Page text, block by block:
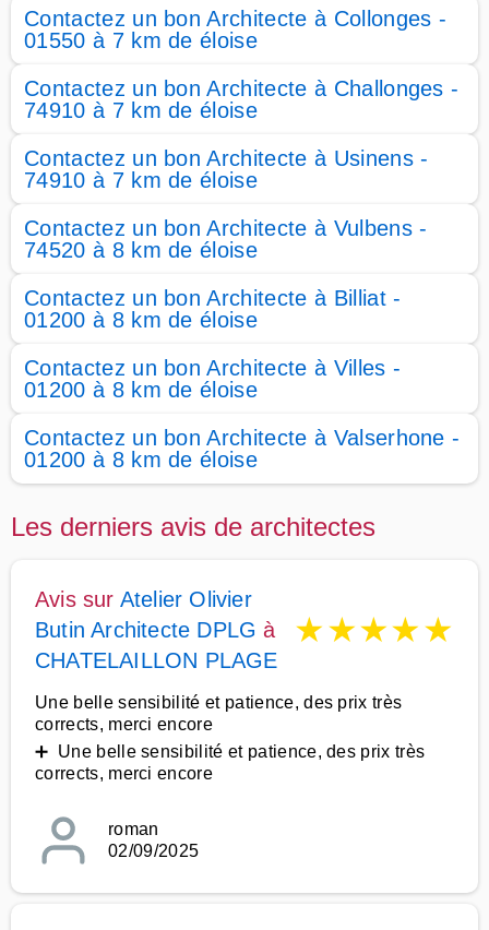
Contactez un bon Architecte à Collonges -
01550 à 7 km de éloise
Contactez un bon Architecte à Challonges -
74910 à 7 km de éloise
Contactez un bon Architecte à Usinens -
74910 à 7 km de éloise
Contactez un bon Architecte à Vulbens -
74520 à 8 km de éloise
Contactez un bon Architecte à Billiat -
01200 à 8 km de éloise
Contactez un bon Architecte à Villes -
01200 à 8 km de éloise
Contactez un bon Architecte à Valserhone -
01200 à 8 km de éloise
Les derniers avis de architectes
Avis sur Atelier Olivier
Butin Architecte DPLG à
CHATELAILLON PLAGE
★★★★★
Une belle sensibilité et patience, des prix très
corrects, merci encore
➕ Une belle sensibilité et patience, des prix très
corrects, merci encore
roman
02/09/2025